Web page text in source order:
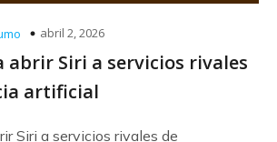
abril 2, 2026
abrir Siri a servicios rivales
artificial
Siri a servicios rivales de